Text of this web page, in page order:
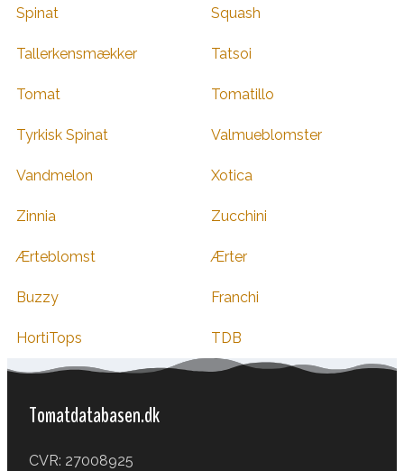
Spinat Squash
Tallerkensmækker Tatsoi
Tomat Tomatillo
Tyrkisk Spinat Valmueblomster
Vandmelon Xotica
Zinnia Zucchini
Ærteblomst Ærter
Buzzy Franchi
HortiTops TDB
Tomatdatabasen.dk
CVR: 27008925